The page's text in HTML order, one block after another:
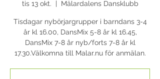
tis 13 okt. Mälardalens Dansklubb
Tisdagar nybörjargrupper i barndans 3-4
år kl 16.00, DansMix 5-8 år kl 16.45,
DansMix 7-8 år nyb/forts 7-8 år kl
17.30.Välkomna till Malar.nu för anmälan.